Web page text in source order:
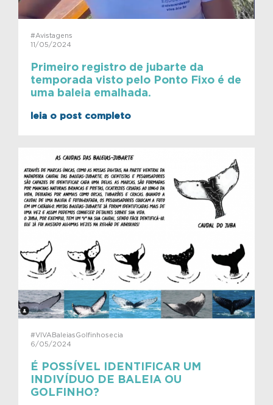
#Avistagens
11/05/2024
Primeiro registro de jubarte da
temporada visto pelo Ponto Fixo é de
uma baleia emalhada.
leia o post completo
#VIVABaleiasGolfinhosecia
6/05/2024
É POSSÍVEL IDENTIFICAR UM
INDIVÍDUO DE BALEIA OU
GOLFINHO?